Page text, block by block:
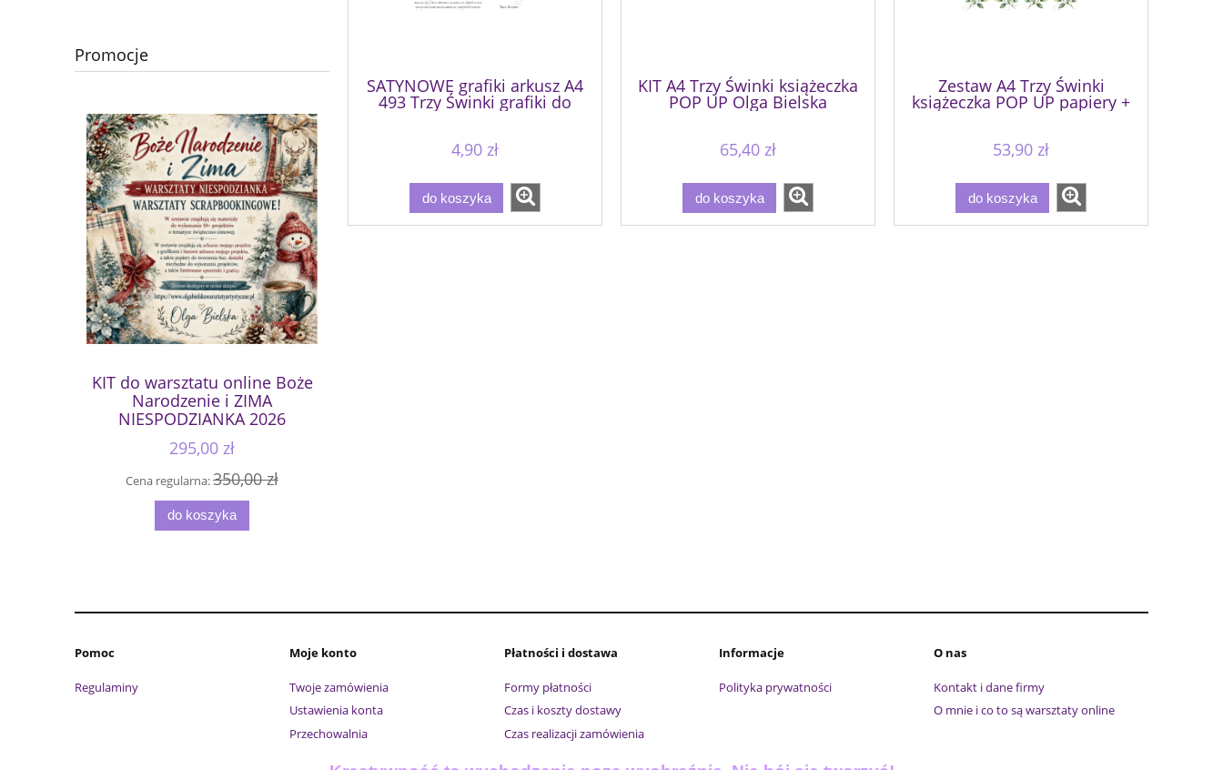
Promocje
KIT do warsztatu online Boże
Narodzenie i ZIMA
NIESPODZIANKA 2026
295,00 zł
Cena regularna:350,00 zł
do koszyka
SATYNOWE grafiki arkusz A4
493 Trzy Świnki grafiki do
wycinania
4,90 zł
do koszyka
KIT A4 Trzy Świnki książeczka
POP UP Olga Bielska
Warsztaty Artystyczne
65,40 zł
do koszyka
Zestaw A4 Trzy Świnki
książeczka POP UP papiery +
dodatki Olga Bielska
53,90 zł
do koszyka
Pomoc
Regulaminy
Moje konto
Twoje zamówienia
Ustawienia konta
Przechowalnia
Płatności i dostawa
Formy płatności
Czas i koszty dostawy
Czas realizacji zamówienia
Informacje
Polityka prywatności
O nas
Kontakt i dane firmy
O mnie i co to są warsztaty online